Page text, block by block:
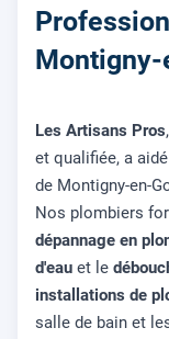
Montigny-
Les Artisans Pros
et qualifiée, a
de Montigny-en-
Nos plombiers
dépannage en
d'eau et le
installations de
salle de bain et